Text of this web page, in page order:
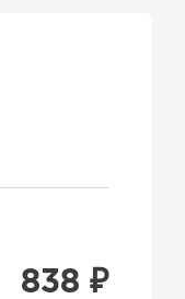
838 ₽